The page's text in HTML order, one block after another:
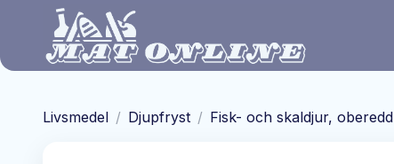
Hoppa till huvudinnehåll
Livsmedel / Djupfryst / Fisk- och skaldjur, oberedd